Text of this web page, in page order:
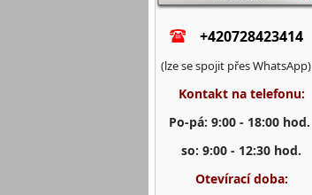
+420728423414
(lze se spojit přes WhatsApp)
Kontakt na telefonu:
Po-pá: 9:00 - 18:00 hod.
so: 9:00 - 12:30 hod.
Otevírací doba: